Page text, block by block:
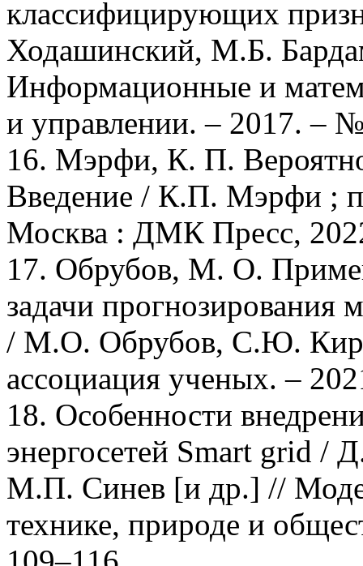
классифицирующих
Ходашинский, М.Б.
Информационные и
и управлении. – 2017. –
16. Мэрфи, К. П.
Введение / К.П. Мэрфи ;
Москва : ДМК Пресс,
17. Обрубов, М. О.
задачи
/ М.О. Обрубов, С.Ю.
ассоциация ученых. –
18. Особенности
энергосетей Smart grid
М.П. Синев [и др.] //
технике, природе и